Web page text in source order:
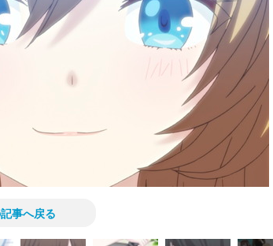
事へ戻る